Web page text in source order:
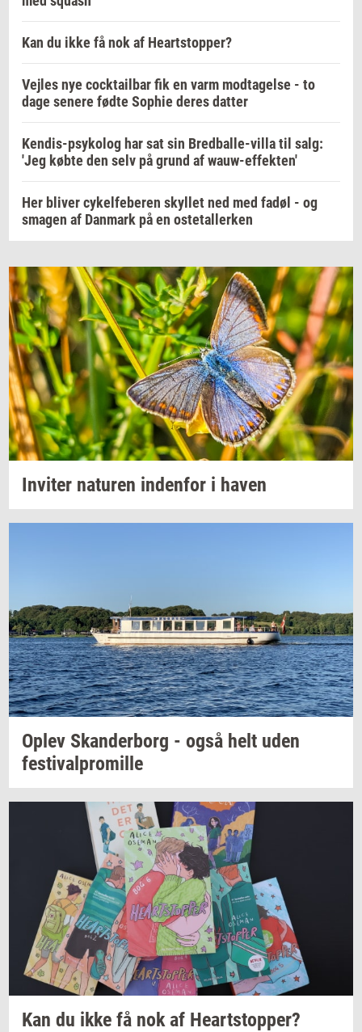
Kan du ikke få nok af Heartstopper?
Vejles nye cocktailbar fik en varm modtagelse - to
dage senere fødte Sophie deres datter
Kendis-psykolog har sat sin Bredballe-villa til salg:
'Jeg købte den selv på grund af wauw-effekten'
Her bliver cykelfeberen skyllet ned med fadøl - og
smagen af Danmark på en ostetallerken
In­vi­ter na­tu­ren in­den­for i haven
Oplev Skan­der­borg - også helt uden
festi­val­pro­mil­le
Kan du ikke få nok af Heart­stop­per?